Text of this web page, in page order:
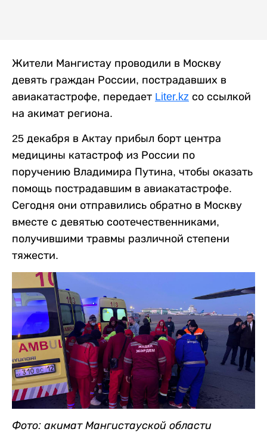
Жители Мангистау проводили в Москву
девять граждан России, пострадавших в
авиакатастрофе, передает Liter.kz со ссылкой
на акимат региона.
25 декабря в Актау прибыл борт центра
медицины катастроф из России по
поручению Владимира Путина, чтобы оказать
помощь пострадавшим в авиакатастрофе.
Сегодня они отправились обратно в Москву
вместе с девятью соотечественниками,
получившими травмы различной степени
тяжести.
Фото: акимат Мангистауской области